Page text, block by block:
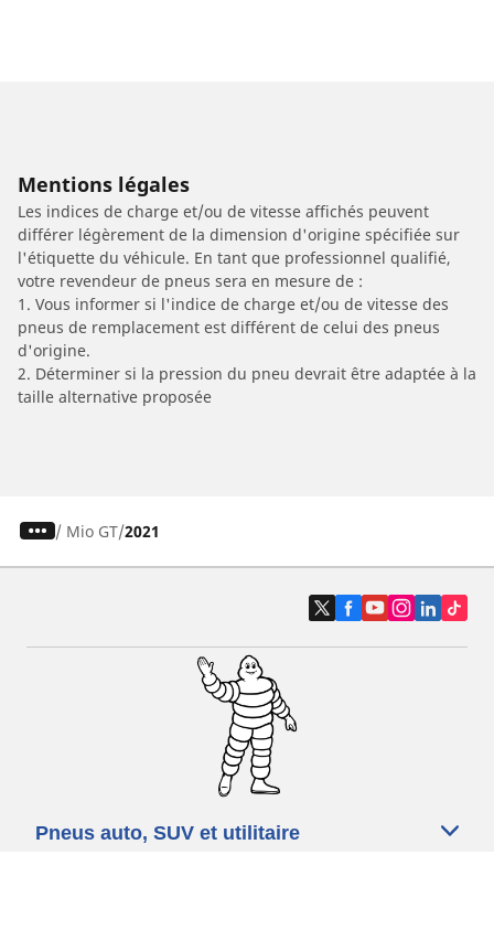
Mentions légales
Les indices de charge et/ou de vitesse affichés peuvent
différer légèrement de la dimension d'origine spécifiée sur
l'étiquette du véhicule. En tant que professionnel qualifié,
votre revendeur de pneus sera en mesure de :
1. Vous informer si l'indice de charge et/ou de vitesse des
pneus de remplacement est différent de celui des pneus
d'origine.
2. Déterminer si la pression du pneu devrait être adaptée à la
taille alternative proposée
/ Mio GT 2021
Pneus auto, SUV et utilitaire